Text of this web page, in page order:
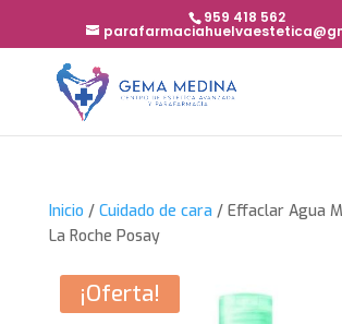
959 418 562
Inicio / Cuidado de cara / Effaclar Agua
La Roche Posay
¡Oferta!